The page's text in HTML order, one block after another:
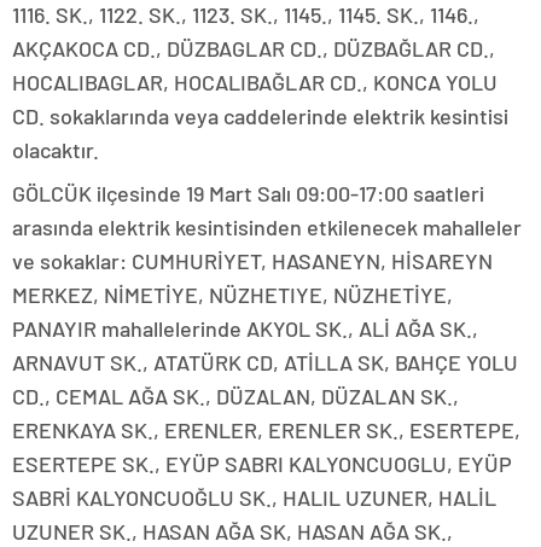
1116. SK., 1122. SK., 1123. SK., 1145., 1145. SK., 1146.,
AKÇAKOCA CD., DÜZBAGLAR CD., DÜZBAĞLAR CD.,
HOCALIBAGLAR, HOCALIBAĞLAR CD., KONCA YOLU
CD. sokaklarında veya caddelerinde elektrik kesintisi
olacaktır.
GÖLCÜK ilçesinde 19 Mart Salı 09:00-17:00 saatleri
arasında elektrik kesintisinden etkilenecek mahalleler
ve sokaklar: CUMHURİYET, HASANEYN, HİSAREYN
MERKEZ, NİMETİYE, NÜZHETIYE, NÜZHETİYE,
PANAYIR mahallelerinde AKYOL SK., ALİ AĞA SK.,
ARNAVUT SK., ATATÜRK CD, ATİLLA SK, BAHÇE YOLU
CD., CEMAL AĞA SK., DÜZALAN, DÜZALAN SK.,
ERENKAYA SK., ERENLER, ERENLER SK., ESERTEPE,
ESERTEPE SK., EYÜP SABRI KALYONCUOGLU, EYÜP
SABRİ KALYONCUOĞLU SK., HALIL UZUNER, HALİL
UZUNER SK., HASAN AĞA SK, HASAN AĞA SK.,